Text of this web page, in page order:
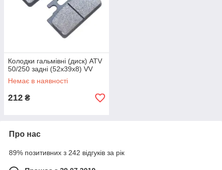
Колодки гальмівні (диск) ATV
50/250 задні (52х39х8) VV
Немає в наявності
212 ₴
Про нас
89% позитивних з 242 відгуків за рік